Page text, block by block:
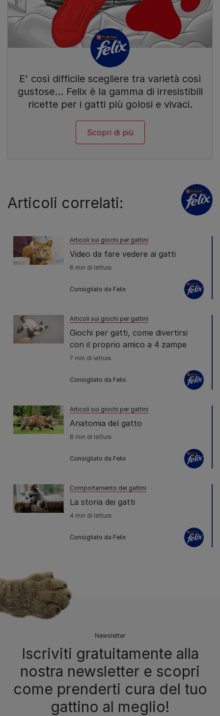
E' così difficile scegliere tra varietà così
gustose… Felix è la gamma di irresistibili
ricette per i gatti più golosi e vivaci.
Scopri di più
Articoli correlati:
Articoli sui giochi per gattini
Video da fare vedere ai gatti
6 min di lettura
Consigliato da Felix
Articoli sui giochi per gattini
Giochi per gatti, come divertirsi
con il proprio amico a 4 zampe
7 min di lettura
Consigliato da Felix
Articoli sui giochi per gattini
Anatomia del gatto
8 min di lettura
Consigliato da Felix
Comportamento dei gattini
La storia dei gatti
4 min di lettura
Consigliato da Felix
Newsletter
Iscriviti gratuitamente alla
nostra newsletter e scopri
come prenderti cura del tuo
gattino al meglio!